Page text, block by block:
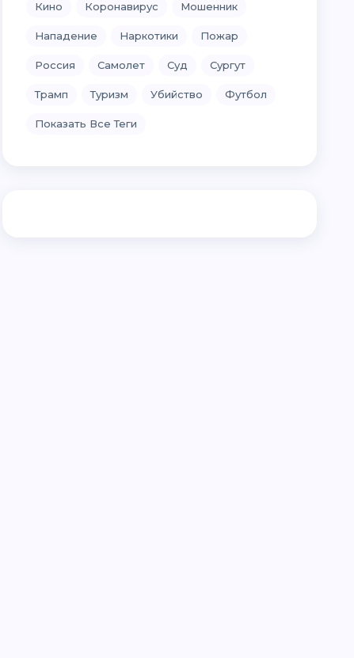
Кино Коронавирус Мошенник
Нападение Наркотики Пожар
Россия Самолет Суд Сургут
Трамп Туризм Убийство Футбол
Показать Все Теги